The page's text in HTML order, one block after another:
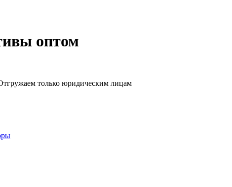
оптом
только юридическим лицам